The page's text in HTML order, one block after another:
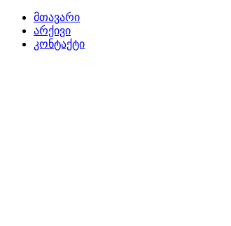
მთავარი
არქივი
კონტაქტი